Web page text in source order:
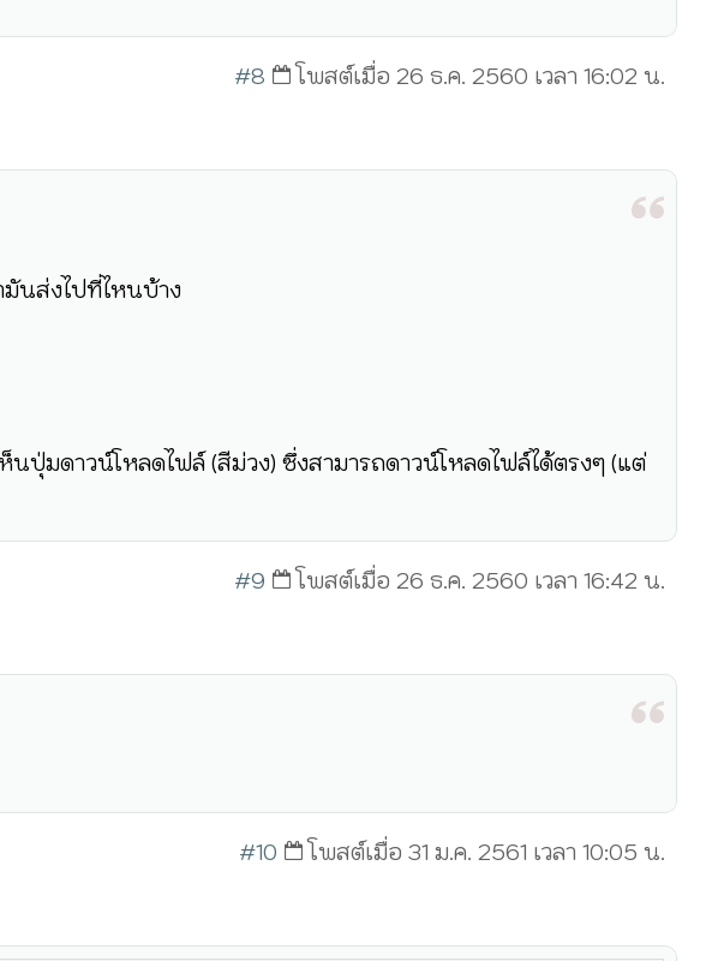
#8 โพสต์เมื่อ 26 ธ.ค. 2560 เวลา 16:02 น.
มันส่งไปที่ไหนบ้าง
ปุ่มดาวน์โหลดไฟล์ (สีม่วง) ซึ่งสามารถดาวน์โหลดไฟล์ได้ตรงๆ (แต่
#9 โพสต์เมื่อ 26 ธ.ค. 2560 เวลา 16:42 น.
#10 โพสต์เมื่อ 31 ม.ค. 2561 เวลา 10:05 น.